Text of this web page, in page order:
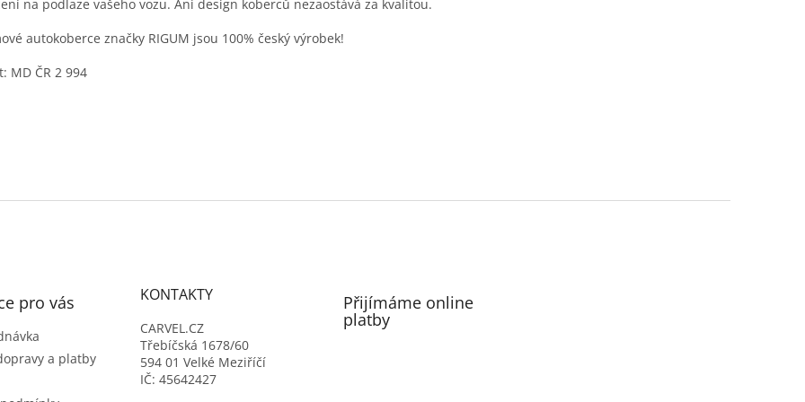
na podlaze vašeho vozu. Ani design koberců nezaostává za kvalitou.
autokoberce značky RIGUM jsou 100% český výrobek!
MD ČR 2 994
pro vás
a platby
KONTAKTY
CARVEL.CZ
Třebíčská 1678/60
594 01 Velké Meziříčí
IČ: 45642427
Přijímáme online
platby